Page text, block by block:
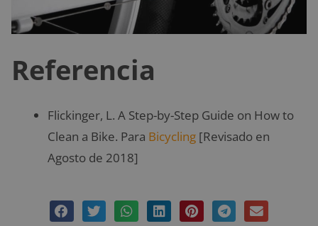
Referencia
Flickinger, L. A Step-by-Step Guide on How to
Clean a Bike. Para Bicycling [Revisado en
Agosto de 2018]